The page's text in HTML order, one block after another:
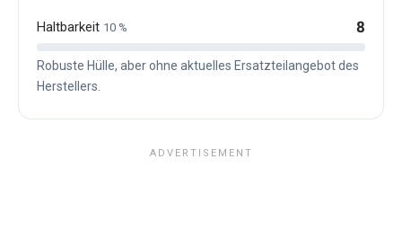
Haltbarkeit 10 % 8
Robuste Hülle, aber ohne aktuelles Ersatzteilangebot des
Herstellers.